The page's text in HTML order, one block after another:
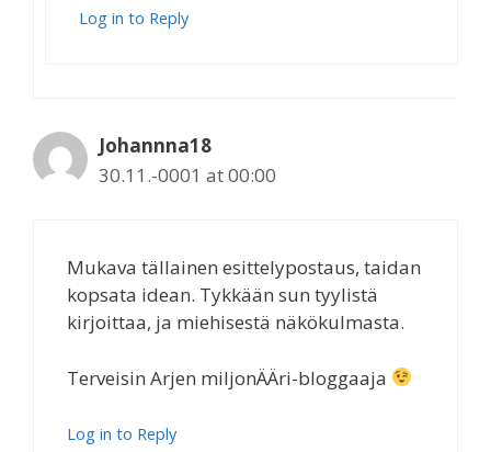
Log in to Reply
Johannna18
30.11.-0001 at 00:00
Mukava tällainen esittelypostaus, taidan
kopsata idean. Tykkään sun tyylistä
kirjoittaa, ja miehisestä näkökulmasta.
Terveisin Arjen miljonÄÄri-bloggaaja
Log in to Reply